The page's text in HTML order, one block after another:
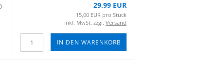
29,99 EUR
15,00 EUR pro Stück
inkl. MwSt. zzgl. Versand
IN DEN WARENKORB